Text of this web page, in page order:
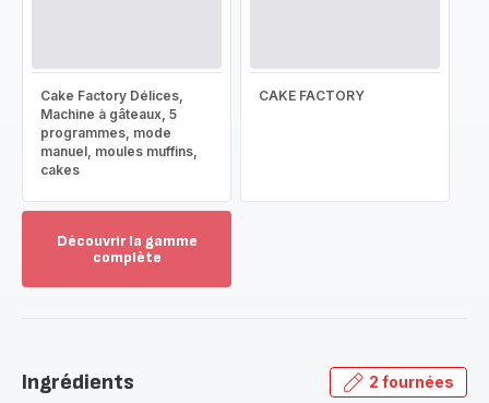
Cake Factory Délices,
Machine à gâteaux, 5
programmes, mode
manuel, moules muffins,
cakes
CAKE FACTORY
Découvrir la gamme
complète
gamme
Ingrédients 2 fournées